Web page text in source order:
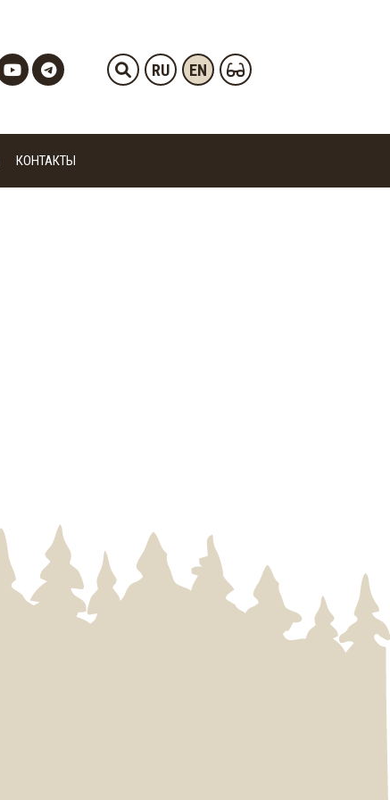
RU EN
КОНТАКТЫ